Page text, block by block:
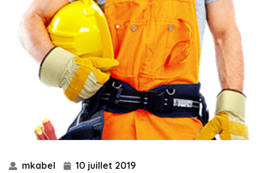
mkabel 10 juillet 2019